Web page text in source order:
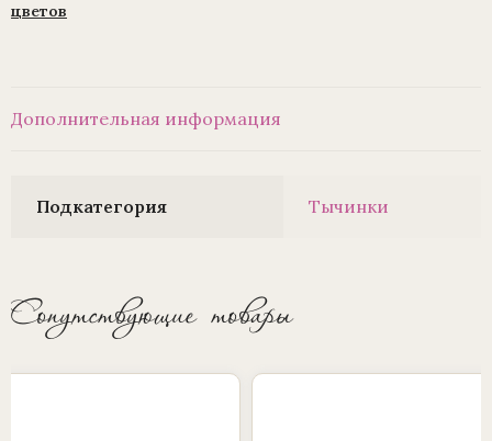
цветов
Дополнительная информация
Подкатегория Тычинки
Сопутствующие товары